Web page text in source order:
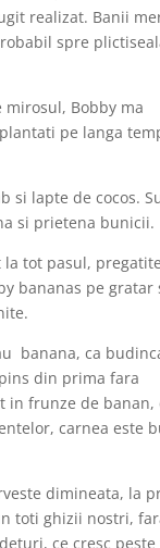
realizat. Banii
spre
Bobby ma
pe langa
si lapte de cocos.
si prietena bunicii.
tot pasul, pregatite
bananas pe gratar
banana, ca
din prima fara
in frunze de banan,
carnea este
dimineata, la
toti ghizii nostri,
ce cresc peste